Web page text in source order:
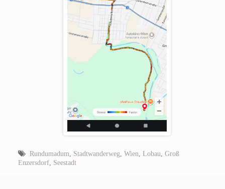
Rundumadum Stadtwanderweg Wien Lobau Groß
Enzersdorf, Seestadt